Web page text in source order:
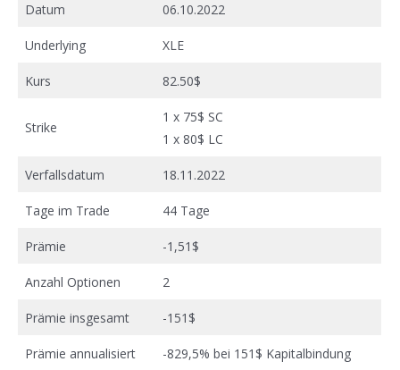
Datum 06.10.2022
Underlying XLE
Kurs 82.50$
Strike
1 x 75$ SC
1 x 80$ LC
Verfallsdatum 18.11.2022
Tage im Trade 44 Tage
Prämie -1,51$
Anzahl Optionen 2
Prämie insgesamt -151$
Prämie annualisiert -829,5% bei 151$ Kapitalbindung